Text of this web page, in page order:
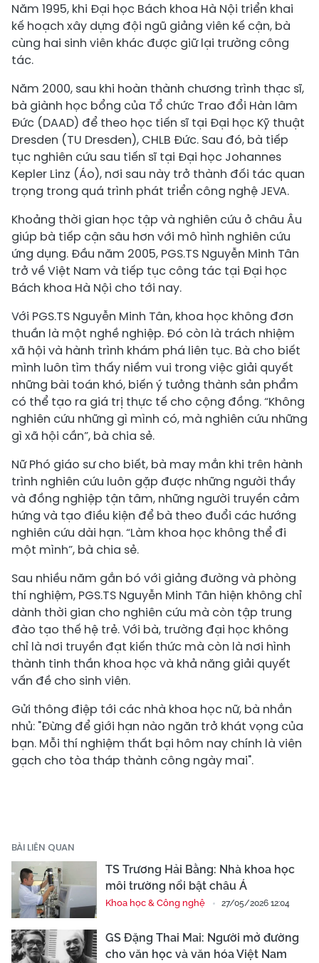
Năm 1995, khi Đại học Bách khoa Hà Nội triển khai
kế hoạch xây dựng đội ngũ giảng viên kế cận, bà
cùng hai sinh viên khác được giữ lại trường công
tác.
Năm 2000, sau khi hoàn thành chương trình thạc sĩ,
bà giành học bổng của Tổ chức Trao đổi Hàn lâm
Đức (DAAD) để theo học tiến sĩ tại Đại học Kỹ thuật
Dresden (TU Dresden), CHLB Đức. Sau đó, bà tiếp
tục nghiên cứu sau tiến sĩ tại Đại học Johannes
Kepler Linz (Áo), nơi sau này trở thành đối tác quan
trọng trong quá trình phát triển công nghệ JEVA.
Khoảng thời gian học tập và nghiên cứu ở châu Âu
giúp bà tiếp cận sâu hơn với mô hình nghiên cứu
ứng dụng. Đầu năm 2005, PGS.TS Nguyễn Minh Tân
trở về Việt Nam và tiếp tục công tác tại Đại học
Bách khoa Hà Nội cho tới nay.
Với PGS.TS Nguyễn Minh Tân, khoa học không đơn
thuần là một nghề nghiệp. Đó còn là trách nhiệm
xã hội và hành trình khám phá liên tục. Bà cho biết
mình luôn tìm thấy niềm vui trong việc giải quyết
những bài toán khó, biến ý tưởng thành sản phẩm
có thể tạo ra giá trị thực tế cho cộng đồng. “Không
nghiên cứu những gì mình có, mà nghiên cứu những
gì xã hội cần”, bà chia sẻ.
Nữ Phó giáo sư cho biết, bà may mắn khi trên hành
trình nghiên cứu luôn gặp được những người thầy
và đồng nghiệp tận tâm, những người truyền cảm
hứng và tạo điều kiện để bà theo đuổi các hướng
nghiên cứu dài hạn. “Làm khoa học không thể đi
một mình”, bà chia sẻ.
Sau nhiều năm gắn bó với giảng đường và phòng
thí nghiệm, PGS.TS Nguyễn Minh Tân hiện không chỉ
dành thời gian cho nghiên cứu mà còn tập trung
đào tạo thế hệ trẻ. Với bà, trường đại học không
chỉ là nơi truyền đạt kiến thức mà còn là nơi hình
thành tinh thần khoa học và khả năng giải quyết
vấn đề cho sinh viên.
Gửi thông điệp tới các nhà khoa học nữ, bà nhắn
nhủ: "Đừng để giới hạn nào ngăn trở khát vọng của
bạn. Mỗi thí nghiệm thất bại hôm nay chính là viên
gạch cho tòa tháp thành công ngày mai".
BÀI LIÊN QUAN
TS Trương Hải Bằng: Nhà khoa học
môi trường nổi bật châu Á
Khoa học & Công nghệ 27/05/2026 12:04
GS Đặng Thai Mai: Người mở đường
cho văn học và văn hóa Việt Nam